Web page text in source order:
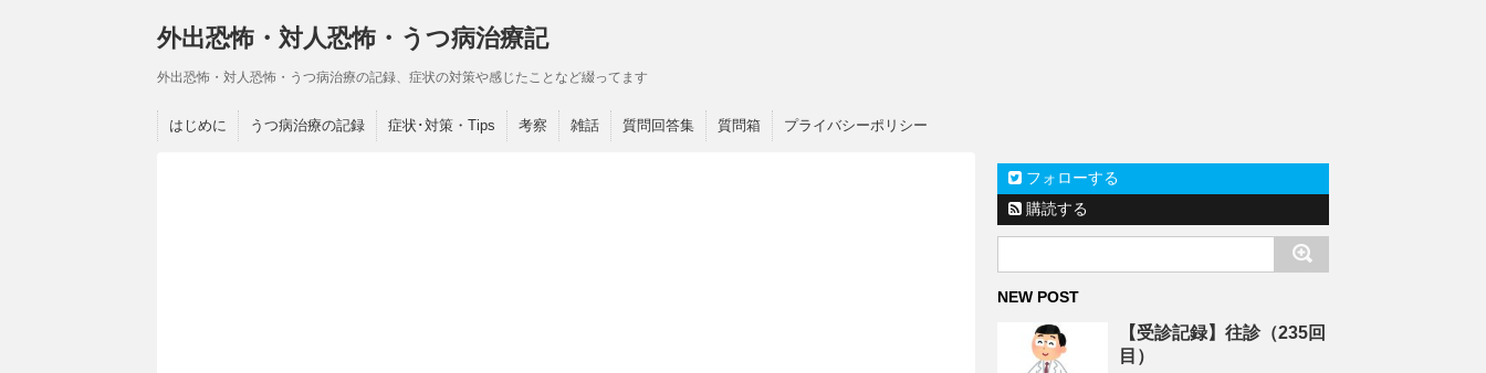
外出恐怖・対人恐怖・うつ病治療記
外出恐怖・対人恐怖・うつ病治療の記録、症状の対策や感じたことなど綴ってます
はじめに うつ病治療の記録 症状･対策・Tips 考察 雑話 質問回答集 質問箱 プライバシーポリシー
フォローする
購読する
NEW POST
【受診記録】往診（235回
目）